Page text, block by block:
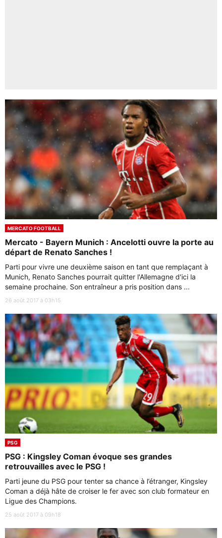
MERCATO FOOTBALL
Mercato - Bayern Munich : Ancelotti ouvre la porte au
départ de Renato Sanches !
Parti pour vivre une deuxième saison en tant que remplaçant à
Munich, Renato Sanches pourrait quitter l'Allemagne d'ici la
semaine prochaine. Son entraîneur a pris position dans ...
26 août 2017 à 03h15
PSG
PSG : Kingsley Coman évoque ses grandes
retrouvailles avec le PSG !
Parti jeune du PSG pour tenter sa chance à l’étranger, Kingsley
Coman a déjà hâte de croiser le fer avec son club formateur en
Ligue des Champions.
25 août 2017 à 09h18